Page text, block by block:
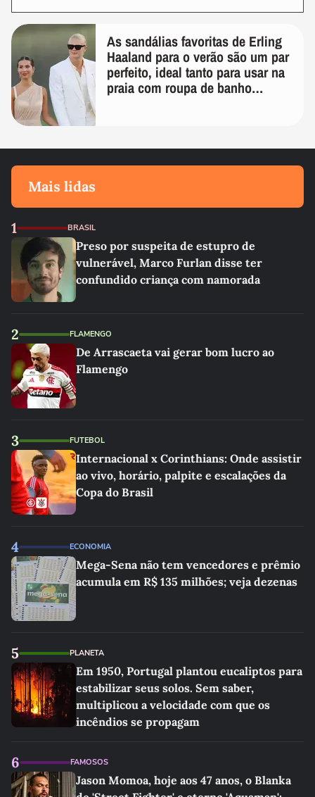
As sandálias favoritas de Erling
Haaland para o verão são um par
perfeito, ideal tanto para usar na
praia com roupa de banho
Mais lidas
1 BRASIL
Preso por suspeita de estupro de
vulnerável, Marco Furlan disse ter
confundido criança com namorada
2 FLAMENGO
De Arrascaeta vai gerar bom lucro ao
Flamengo
3 FUTEBOL
Internacional x Corinthians: Onde assistir
ao vivo, horário, palpite e escalações da
Copa do Brasil
4 ECONOMIA
Mega-Sena não tem vencedores e prêmio
acumula em R$ 135 milhões; veja dezenas
5 PLANETA
Em 1950, Portugal plantou eucaliptos para
estabilizar seus solos. Sem saber,
multiplicou a velocidade com que os
incêndios se propagam
6 FAMOSOS
Jason Momoa, hoje aos 47 anos, o Blanka